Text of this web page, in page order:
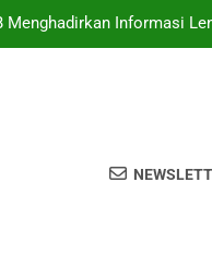
Penggemar Sepak
WIB Bersama Jalalive
Jalalive Hadirkan
WIB Melalui Jalalive
Laga Asia Tenggara
Informasi
Penggemar Sepak
WIB Bersama Jalalive